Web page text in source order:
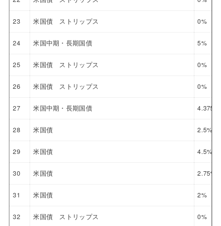
23 米国債 ストリップス 0%
24 米国中期・長期国債 5%
25 米国債 ストリップス 0%
26 米国債 ストリップス 0%
27 米国中期・長期国債 4.375%
28 米国債 2.5%
29 米国債 4.5%
30 米国債 2.75%
31 米国債 2%
32 米国債 ストリップス 0%